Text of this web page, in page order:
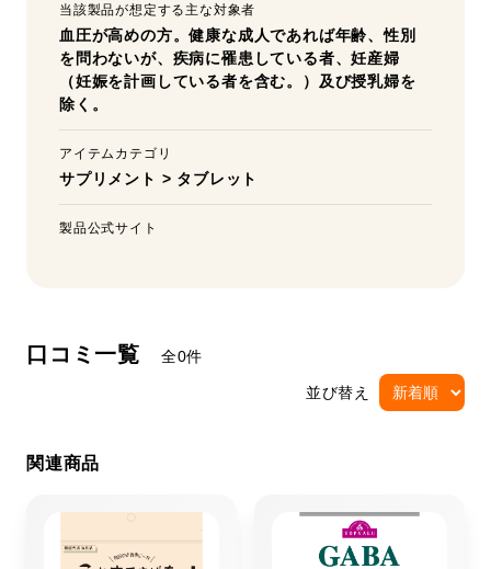
当該製品が想定する主な対象者
血圧が高めの方。健康な成人であれば年齢、性別
を問わないが、疾病に罹患している者、妊産婦
（妊娠を計画している者を含む。）及び授乳婦を
除く。
アイテムカテゴリ
サプリメント > タブレット
製品公式サイト
口コミ一覧 全0件
並び替え
関連商品